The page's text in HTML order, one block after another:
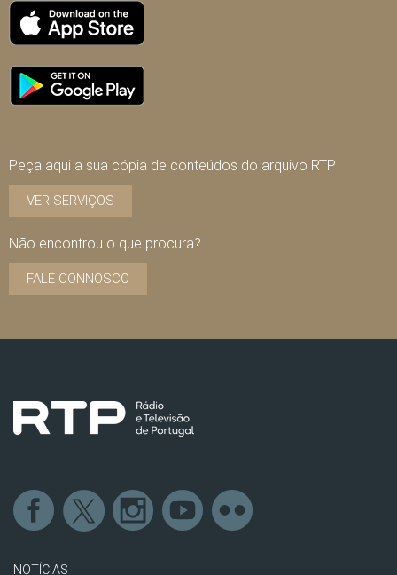
Peça aqui a sua cópia de conteúdos do arquivo RTP
VER SERVIÇOS
Não encontrou o que procura?
FALE CONNOSCO
NOTÍCIAS